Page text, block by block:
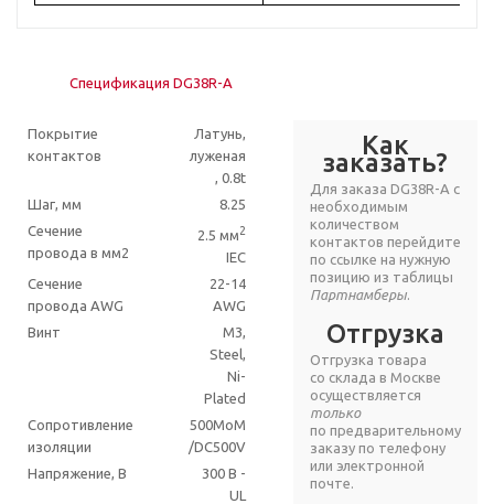
Спецификация DG38R-A
Покрытие
контактов
Латунь,
луженая
, 0.8t
Шаг, мм
8.25
Сечение
провода в мм2
2.5 мм2
IEC
Сечение
провода AWG
22-14
AWG
Винт
M3,
Steel,
Ni-
Plated
Сопротивление
изоляции
500MoM
/DC500V
Напряжение, В
300 В -
UL
Как
заказать?
Для заказа DG38R-A с
необходимым
количеством
контактов перейдите
по ссылке на нужную
позицию из таблицы
Партнамберы.
Отгрузка
Отгрузка товара
со склада в Москве
осуществляется
только
по предварительному
заказу по телефону
или электронной
почте.